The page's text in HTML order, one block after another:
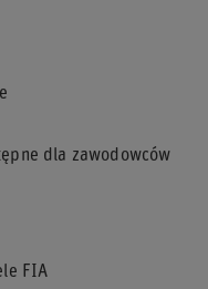
dla zawodowców
FIA